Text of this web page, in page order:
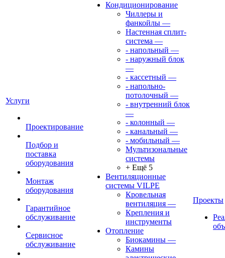
Услуги
Проектирование
Подбор и
поставка
оборудования
Монтаж
оборудования
Гарантийное
обслуживание
Сервисное
обслуживание
Кондиционирование
Чиллеры и
фанкойлы —
Настенная сплит-
система —
- напольный —
- наружный блок
—
- кассетный —
- напольно-
потолочный —
- внутренний блок
—
- колонный —
- канальный —
- мобильный —
Мультизональные
системы
+ Ещё 5
Вентиляционные
системы VILPE
Кровельная
вентиляция —
Крепления и
инструменты
Отопление
Биокамины —
Камины
Проекты